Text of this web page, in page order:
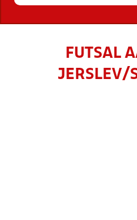
FUTSAL
JERSLEV/